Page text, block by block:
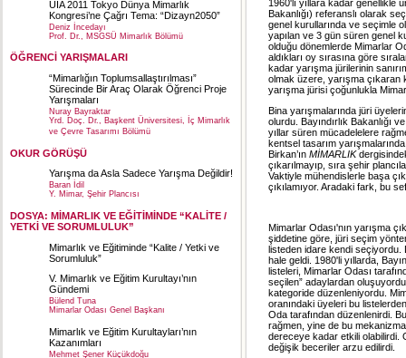
UIA 2011 Tokyo Dünya Mimarlık
Kongresi’ne Çağrı Tema: “Dizayn2050”
Deniz İncedayı
Prof. Dr., MSGSÜ Mimarlık Bölümü
ÖĞRENCİ YARIŞMALARI
“Mimarlığın Toplumsallaştırılması”
Sürecinde Bir Araç Olarak Öğrenci Proje
Yarışmaları
Nuray Bayraktar
Yrd. Doç. Dr., Başkent Üniversitesi, İç Mimarlık
ve Çevre Tasarımı Bölümü
OKUR GÖRÜŞÜ
Yarışma da Asla Sadece Yarışma Değildir!
Baran İdil
Y. Mimar, Şehir Plancısı
DOSYA: MİMARLIK VE EĞİTİMİNDE “KALİTE /
YETKİ VE SORUMLULUK”
Mimarlık ve Eğitiminde “Kalite / Yetki ve
Sorumluluk”
V. Mimarlık ve Eğitim Kurultayı’nın
Gündemi
Bülend Tuna
Mimarlar Odası Genel Başkanı
Mimarlık ve Eğitim Kurultayları’nın
Kazanımları
Mehmet Şener Küçükdoğu
1960'lı yıllara kadar genellikle
Bakanlığı) referanslı olarak
genel kurullarında ve seçimle
yapılan ve 3 gün süren genel
olduğu dönemlerde Mimarlar
aldıkları oy sırasına göre
kadar yarışma jürilerinin
olmak üzere, yarışma çıkaran
yarışma jürisi çoğunlukla
Bina yarışmalarında jüri
olurdu. Bayındırlık Bakanlığı
yıllar süren mücadelelere
kentsel tasarım
Birkan’ın MİMARLIK
çıkarılmayıp, sıra şehir
Vaktiyle mühendislerle başa
çıkılamıyor. Aradaki fark, bu
Mimarlar Odası'nın yarışma
şiddetine göre, jüri seçim
listeden idare kendi seçiyordu.
hale geldi. 1980'li yıllarda,
listeleri, Mimarlar Odası
seçilen” adaylardan
kategoride düzenleniyordu.
oranındaki üyeleri bu
Oda tarafından düzenlenirdi.
rağmen, yine de bu
dereceye kadar etkili olabilirdi.
değişik beceriler arzu edilirdi.